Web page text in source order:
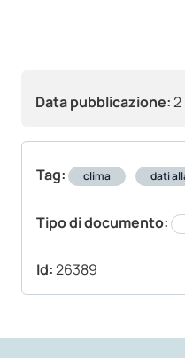
Data pubblicazione:2
Tag: clima dati
Tipo di documento:
Id:26389